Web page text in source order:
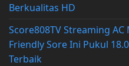
Berkualitas HD
Score808TV Streaming
Friendly Sore Ini Pukul
Terbaik